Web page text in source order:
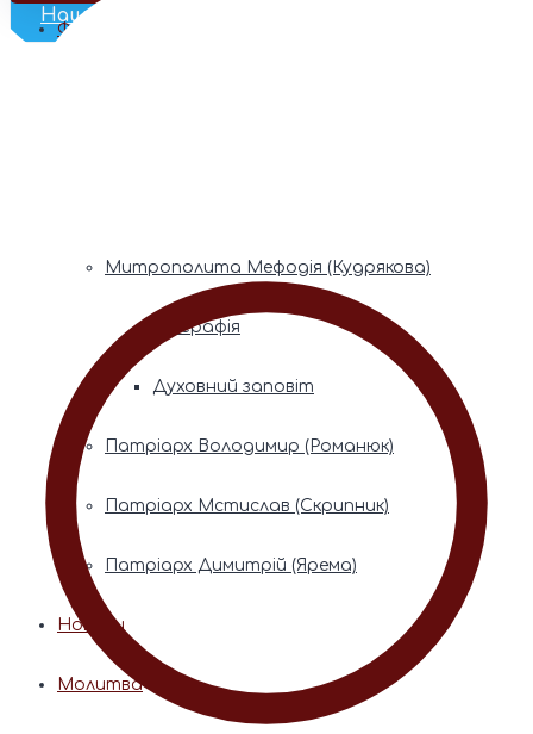
Наш Телеграм
Фонди пам’яті
Митрополита Мефодія (Кудрякова)
Біографія
Духовний заповіт
Патріарх Володимир (Романюк)
Патріарх Мстислав (Скрипник)
Патріарх Димитрій (Ярема)
Новини
Молитва